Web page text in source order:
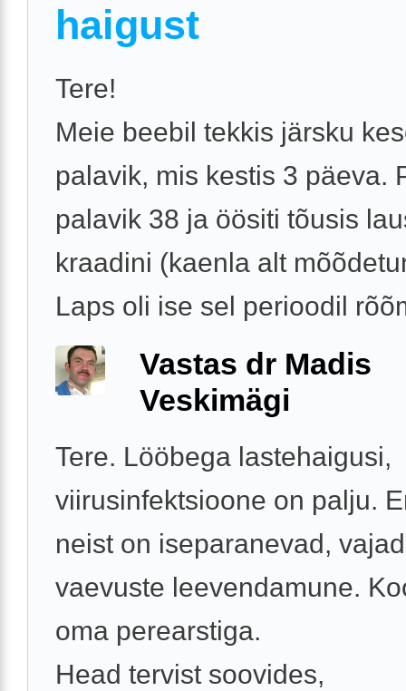
haigust
Tere!
Meie beebil tekkis järsku
palavik, mis kestis 3 päeva.
palavik 38 ja öösiti tõusis
kraadini (kaenla alt
Laps oli ise sel perioodil
Vastas dr Madis
Veskimägi
Tere. Lööbega lastehaigusi,
viirusinfektsioone on palju.
neist on iseparanevad,
vaevuste leevendamune.
oma perearstiga.
Head tervist soovides,